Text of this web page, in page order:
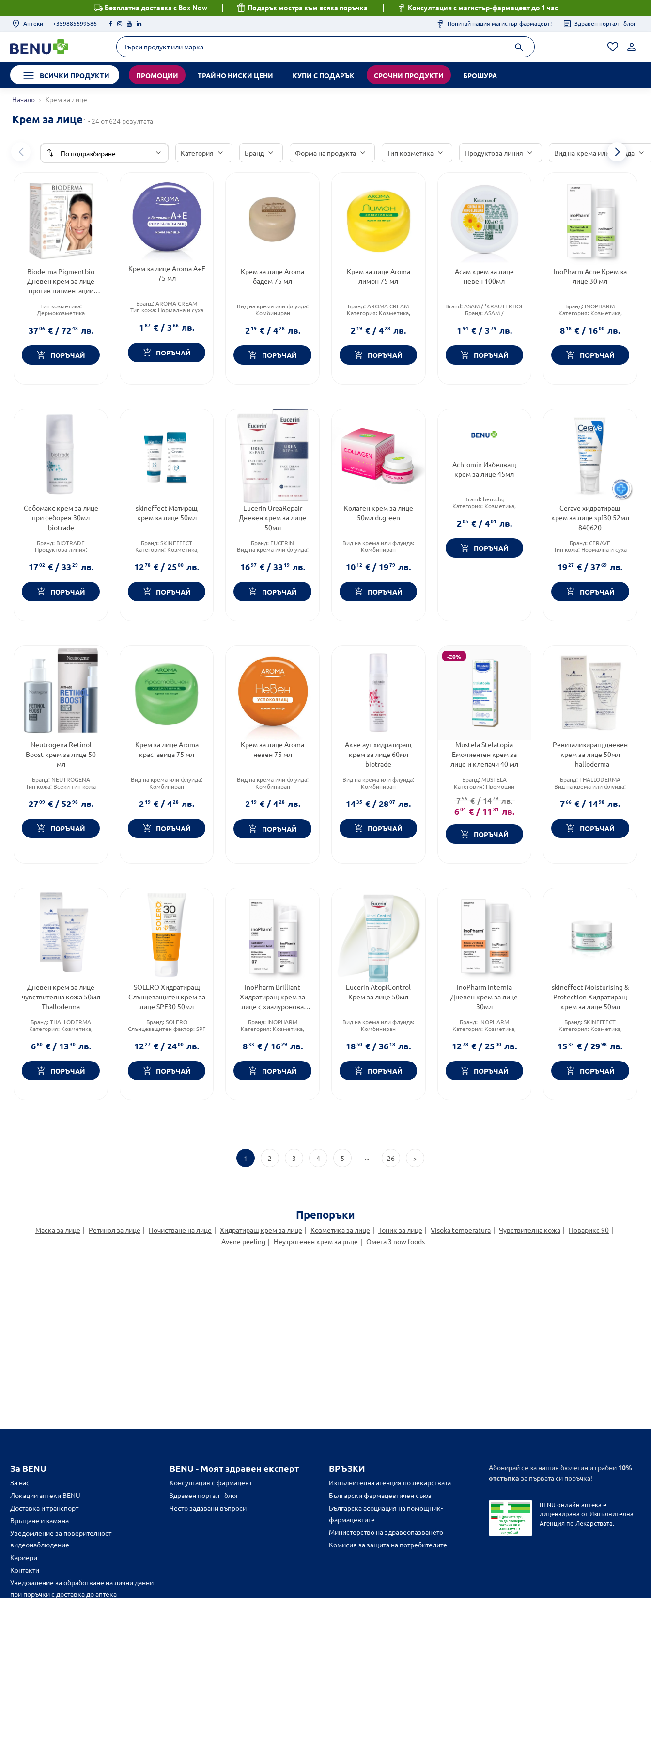
Безплатна доставка с Box Now Подарък мостра към всяка поръчка Консултация с магистър-фармацевт до 1 час
Аптеки +359885699586 Попитай нашия магистър-фармацевт! Здравен портал - блог
ВСИЧКИ ПРОДУКТИ ПРОМОЦИИ ТРАЙНО НИСКИ ЦЕНИ КУПИ С ПОДАРЪК СРОЧНИ ПРОДУКТИ БРОШУРА
Начало Крем за лице
Крем за лице1 - 24 от 624 резултата
Категория Бранд Форма на продукта Тип козметика Продуктова линия Вид на крема или флуида
Bioderma Pigmentbio
Дневен крем за лице
против пигментации
крем за лице против
Тип козметика:
Дермокозметика
комплект
Функционалност:
3706 € / 7248 лв.
ПОРЪЧАЙ
Крем за лице Aroma А+Е
75 мл
Бранд:AROMA CREAM
Тип кожа: Нормална и суха
Форма на продукта:
187 € / 366 лв.
ПОРЪЧАЙ
Крем за лице Aroma
бадем 75 мл
Вид на крема или флуида:
Комбиниран
красота и лична хигиена
Форма на продукта:крем
219 € / 428 лв.
ПОРЪЧАЙ
Крем за лице Aroma
лимон 75 мл
Бранд:AROMA CREAM
Категория: Козметика,
Функционалност:
Подхранване и хидратация
219 € / 428 лв.
ПОРЪЧАЙ
Асам крем за лице
невен 100мл
Brand: ASAM / 'KRAUTERHOF
Бранд: ASAM /
Тип кожа: Всеки тип кожа
194 € / 379 лв.
ПОРЪЧАЙ
InoPharm Acne Крем за
лице 30 мл
Бранд: INOPHARM
Категория: Козметика,
Продуктова линия:
818 € / 1600 лв.
ПОРЪЧАЙ
Себомакс крем за лице
при себорея 30мл
biotrade
Бранд: BIOTRADE
Продуктова линия:
Тип кожа: Суха кожа
1702 € / 3329 лв.
ПОРЪЧАЙ
skineffect Матиращ
крем за лице 50мл
Бранд:SKINEFFECT
Категория: Козметика,
Форма на продукта:
1278 € / 2500 лв.
ПОРЪЧАЙ
Eucerin UreaRepair
Дневен крем за лице
50мл
Бранд: EUCERIN
Вид на крема или флуида:
Функционалност:
Подхранване и хидратация
1697 € / 3319 лв.
ПОРЪЧАЙ
Колаген крем за лице
50мл dr.green
Вид на крема или флуида:
Комбиниран
козметика
Функционалност: Антиейдж
1012 € / 1979 лв.
ПОРЪЧАЙ
Achromin Избелващ
крем за лице 45мл
Brand: benu.bg
Категория: Козметика,
Форма на продукта:
205 € / 401 лв.
ПОРЪЧАЙ
Cerave хидратиращ
крем за лице spf30 52мл
840620
Бранд:CERAVE
Тип кожа: Нормална и суха
Функционалност:
Подхранване и хидратация
1927 € / 3769 лв.
ПОРЪЧАЙ
Neutrogena Retinol
Boost крем за лице 50
мл
Бранд: NEUTROGENA
Тип кожа: Всеки тип кожа
Дермокозметика
2709 € / 5298 лв.
ПОРЪЧАЙ
Крем за лице Aroma
краставица 75 мл
Вид на крема или флуида:
Комбиниран
козметика
Форма на продукта:крем
219 € / 428 лв.
ПОРЪЧАЙ
Крем за лице Aroma
невен 75 мл
Вид на крема или флуида:
Комбиниран
кожа
Функционалност:Кожни
219 € / 428 лв.
ПОРЪЧАЙ
Акне аут хидратиращ
крем за лице 60мл
biotrade
Вид на крема или флуида:
Комбиниран
здраве
Тип кожа: Всеки тип кожа
1435 € / 2807 лв.
ПОРЪЧАЙ
-20%
Mustela Stelatopia
Емолиентен крем за
лице и клепачи 40 мл
Бранд: MUSTELA
Категория: Промоции
756€ / 1479лв.
604 € / 1181 лв.
ПОРЪЧАЙ
Ревитализиращ дневен
крем за лице 50мл
Thalloderma
Бранд: THALLODERMA
Вид на крема или флуида:
Категория:Козметика,
красота и лична хигиена
766 € / 1498 лв.
ПОРЪЧАЙ
Дневен крем за лице
чувствителна кожа 50мл
Thalloderma
Бранд:THALLODERMA
Категория: Козметика,
Тип козметика:
Дермокозметика
680 € / 1330 лв.
ПОРЪЧАЙ
SOLERO Хидратиращ
Слънцезащитен крем за
лице SPF30 50мл
Бранд: SOLERO
Слънцезащитен фактор:SPF
Тип продукт: Крем за лице
1227 € / 2400 лв.
ПОРЪЧАЙ
InoPharm Brilliant
Хидратиращ крем за
лице с хиалуронова
Бранд: INOPHARM
Категория: Козметика,
Продуктова линия:
ELEMENTS
833 € / 1629 лв.
ПОРЪЧАЙ
Eucerin AtopiControl
Крем за лице 50мл
Вид на крема или флуида:
Комбиниран
кожа
Тип козметика:
1850 € / 3618 лв.
ПОРЪЧАЙ
InoPharm Internia
Дневен крем за лице
30мл
Бранд: INOPHARM
Категория: Козметика,
Форма на продукта:
1278 € / 2500 лв.
ПОРЪЧАЙ
skineffect Moisturising &
Protection Хидратиращ
крем за лице 50мл
Бранд:SKINEFFECT
Категория: Козметика,
Тип кожа: Нормална кожа
1533 € / 2998 лв.
ПОРЪЧАЙ
1 2 3 4 5 ... 26 >
Препоръки
Маска за лице Ретинол за лице Почистване на лице Хидратиращ крем за лице Козметика за лице Тоник за лице Visoka temperatura Чувствителна кожа
Новарикс 90
Avene peeling
Неутрогенен крем за ръце Омега 3 now foods
За BENU
За нас
Локации аптеки BENU
Доставка и транспорт
Връщане и замяна
Уведомление за поверителност
видеонаблюдение
Кариери
Контакти
Уведомление за обработване на лични данни
при поръчки с доставка до аптека
BENU - Моят здравен експерт
Консултация с фармацевт
Здравен портал - блог
Често задавани въпроси
ВРЪЗКИ
Изпълнителна агенция по лекарствата
Български фармацевтичен съюз
Българска асоциация на помощник-
фармацевтите
Министерство на здравеопазването
Комисия за защита на потребителите
Абонирай се за нашия бюлетин и грабни 10%
отстъпка за първата си поръчка!
BENU онлайн аптека е
лицензирана от Изпълнителна
Агенция по Лекарствата.